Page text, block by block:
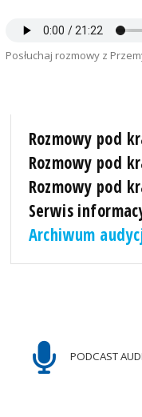
Posłuchaj rozmowy z
Rozmowy pod
Rozmowy pod
Rozmowy pod
Serwis
Archiwum
PODCAST